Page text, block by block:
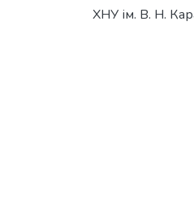
ХНУ ім. В. Н.